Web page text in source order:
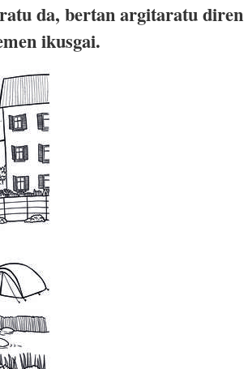
da, bertan argitaratu diren
ikusgai.